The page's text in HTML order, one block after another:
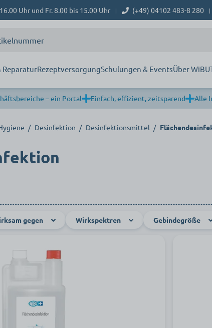
Uhr und Fr. 8.00 bis 15.00 Uhr | (+49) 04102 483-8 280 |
ReparaturRezeptversorgungSchulungen & EventsÜber WiBU
– ein Portal Einfach, effizient, zeitsparend Alle
/ Desinfektion / Desinfektionsmittel /
gegen Wirkspektren Gebindegröße